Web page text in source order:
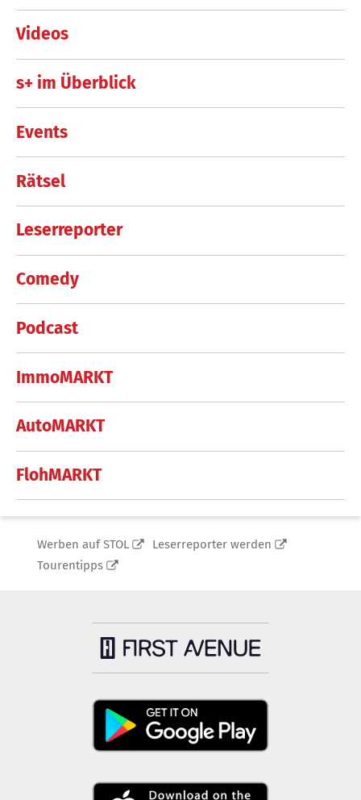
Videos
s+ im Überblick
Events
Rätsel
Leserreporter
Comedy
Podcast
ImmoMARKT
AutoMARKT
FlohMARKT
Werben auf STOL
Leserreporter werden
Tourentipps